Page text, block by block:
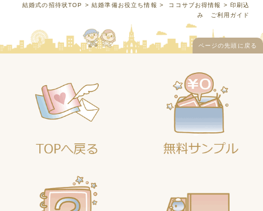
結婚式の招待状TOP >結婚準備お役立ち情報 > ココサブお得情報
> 印刷込
み ご利用ガイド
ページの先頭に戻る